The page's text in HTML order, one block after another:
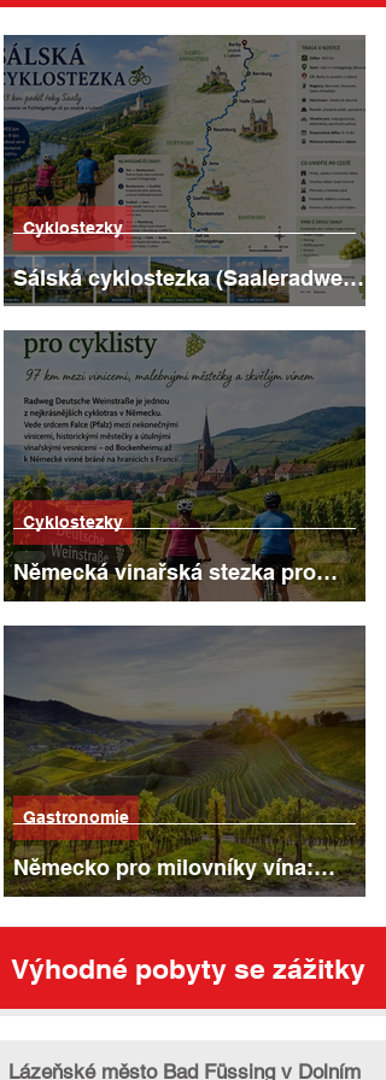
Sálská cyklostezka (Saaleradweg):
403 kilometrů hradů, vinic a
říčních scenérií
Cyklostezky
Německá vinařská stezka pro
cyklisty
Cyklostezky
Německo pro milovníky vína:
nejkrásnější vinařské oblasti,
stezky a města
Gastronomie
Výhodné pobyty se zážitky
Lázeňské město Bad Füssing v Dolním